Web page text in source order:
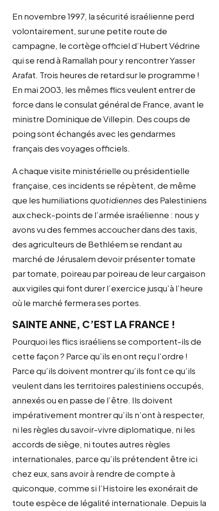
En novembre 1997, la sécurité israélienne perd
volontairement, sur une petite route de
campagne, le cortège officiel d’Hubert Védrine
qui se rend à Ramallah pour y rencontrer Yasser
Arafat. Trois heures de retard sur le programme !
En mai 2003, les mêmes flics veulent entrer de
force dans le consulat général de France, avant le
ministre Dominique de Villepin. Des coups de
poing sont échangés avec les gendarmes
français des voyages officiels.
A chaque visite ministérielle ou présidentielle
française, ces incidents se répètent, de même
que les humiliations quotidiennesdes Palestiniens
aux check-points de l’armée israélienne : nous y
avons vu des femmes accoucher dans des taxis,
des agriculteurs de Bethléem se rendant au
marché de Jérusalem devoir présenter tomate
par tomate, poireau par poireau de leur cargaison
aux vigiles qui font durer l’exercice jusqu’à l’heure
où le marché fermera ses portes.
SAINTE ANNE, C’EST LA FRANCE !
Pourquoi les flics israéliens se comportent-ils de
cette façon ? Parce qu’ils en ont reçu l’ordre !
Parce qu’ils doivent montrer qu’ils font ce qu’ils
veulent dans les territoires palestiniens occupés,
annexés ou en passe de l’être. Ils doivent
impérativement montrer qu’ils n’ont à respecter,
ni les règles du savoir-vivre diplomatique, ni les
accords de siège, ni toutes autres règles
internationales, parce qu’ils prétendent être ici
chez eux, sans avoir à rendre de compte à
quiconque, comme si l’Histoire les exonérait de
toute espèce de légalité internationale. Depuis la